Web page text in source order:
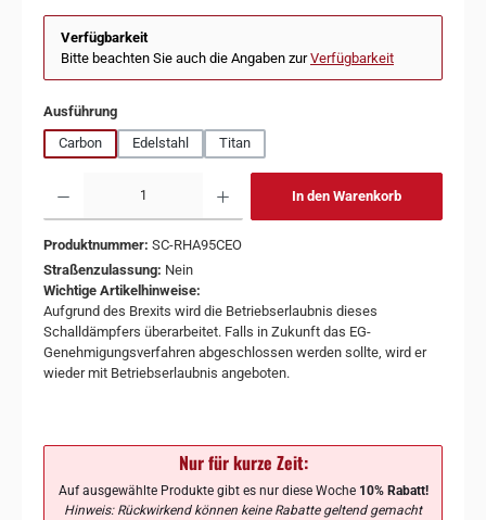
Verfügbarkeit
Bitte beachten Sie auch die Angaben zurVerfügbarkeit
Ausführungauswählen
Carbon
Edelstahl Titan
In den Warenkorb
Produktnummer: SC-RHA95CEO
Straßenzulassung: Nein
Wichtige Artikelhinweise:
Aufgrund des Brexits wird die Betriebserlaubnis dieses
Schalldämpfers überarbeitet. Falls in Zukunft das EG-
Genehmigungsverfahren abgeschlossen werden sollte, wird er
wieder mit Betriebserlaubnis angeboten.
Nur für kurze Zeit:
Auf ausgewählte Produkte gibt es nur diese Woche10% Rabatt!
Hinweis: Rückwirkend können keine Rabatte geltend gemacht